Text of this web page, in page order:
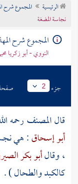
تراجم الأعلام
الرئيسية المجموع شرح
نجاسة المضغة
المجموع شرح
النووي - أبو زكريا
جزء 2
قالالمصنفرحمه
أبو إسحاق: هي
، وقالأبو بكر
كالكبد والطحال ) .